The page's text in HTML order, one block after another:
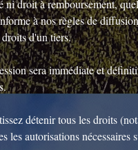
ni droit à remboursement,
à nos règles de
d'un tiers.
sera immédiate et
détenir tous les droits
les autorisations